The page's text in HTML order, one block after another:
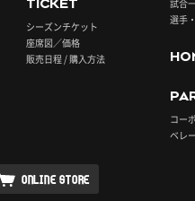
TICKET
シーズンチケット
座席図／価格
販売日程 / 購入方法
試合
選手
コー
ベレ
ONLINE STORE